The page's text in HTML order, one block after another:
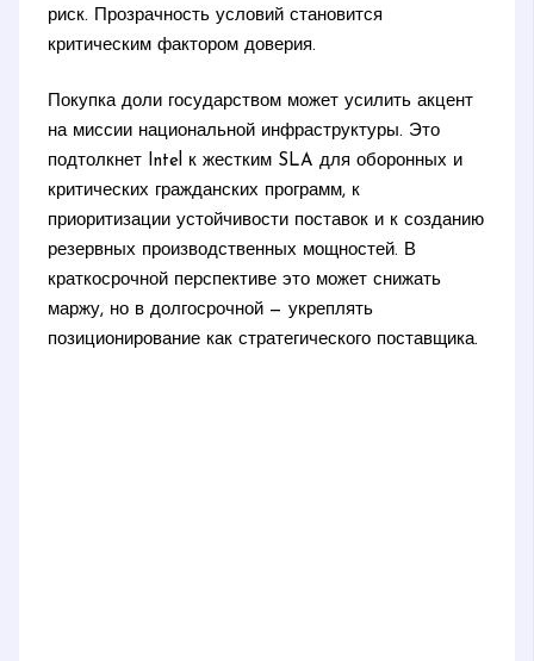
риск. Прозрачность условий становится
критическим фактором доверия.
Покупка доли государством может усилить акцент
на миссии национальной инфраструктуры. Это
подтолкнет Intel к жестким SLA для оборонных и
критических гражданских программ, к
приоритизации устойчивости поставок и к созданию
резервных производственных мощностей. В
краткосрочной перспективе это может снижать
маржу, но в долгосрочной — укреплять
позиционирование как стратегического поставщика.